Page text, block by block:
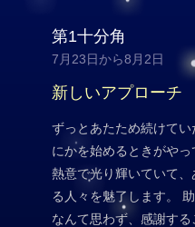
第1十分角
7月23日から8月2日
新しいアプローチ
ずっとあたため続けて
にかを始めるときがや
熱意で光り輝いていて
る人々を魅了します。
なんて思わず、感謝す